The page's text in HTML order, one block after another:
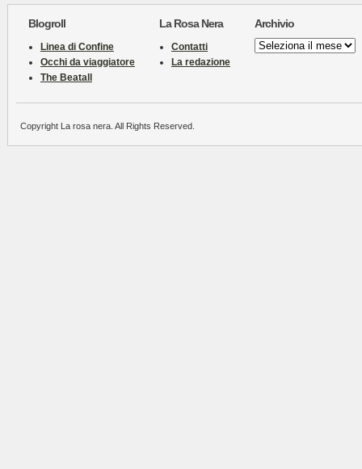
Blogroll
Linea di Confine
Occhi da viaggiatore
The Beatall
La Rosa Nera
Contatti
La redazione
Archivio
Archivio
Copyright La rosa nera. All Rights Reserved.